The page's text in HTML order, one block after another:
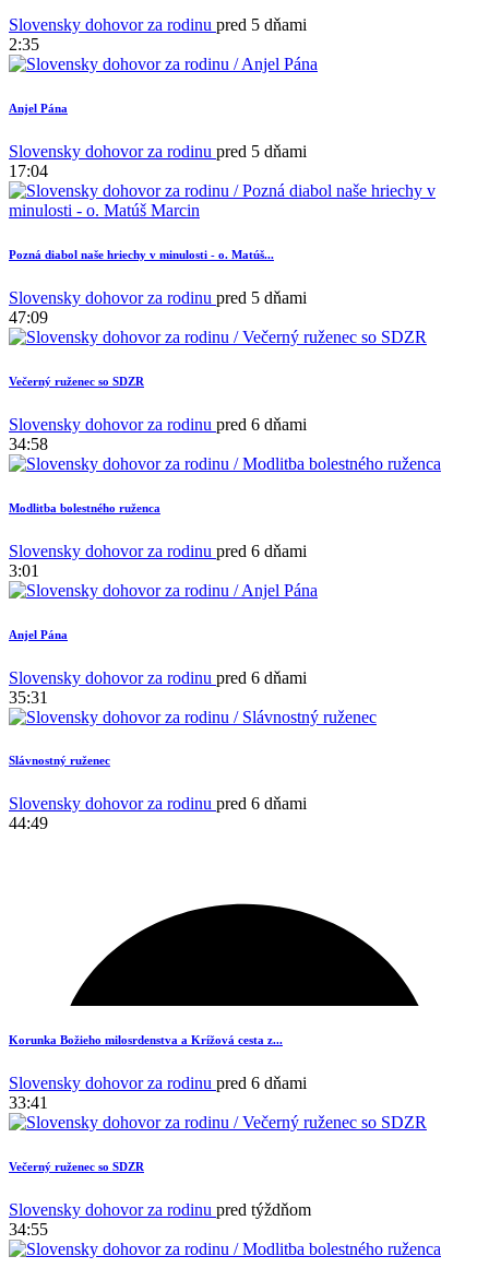
9
Slovensky dohovor za rodinu pred 5 dňami
2:35
Anjel Pána
Slovensky dohovor za rodinu pred 5 dňami
17:04
Pozná diabol naše hriechy v minulosti - o. Matúš...
Slovensky dohovor za rodinu pred 5 dňami
47:09
Večerný ruženec so SDZR
Slovensky dohovor za rodinu pred 6 dňami
34:58
Modlitba bolestného ruženca
Slovensky dohovor za rodinu pred 6 dňami
3:01
Anjel Pána
Slovensky dohovor za rodinu pred 6 dňami
35:31
Slávnostný ruženec
Slovensky dohovor za rodinu pred 6 dňami
44:49
Korunka Božieho milosrdenstva a Krížová cesta z...
Slovensky dohovor za rodinu pred 6 dňami
33:41
Večerný ruženec so SDZR
Slovensky dohovor za rodinu pred týždňom
34:55